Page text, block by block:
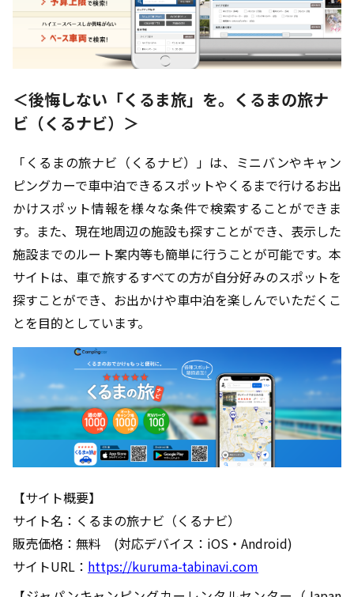
＜後悔しない「くるま旅」を。くるまの旅ナ
ビ（くるナビ）＞
「くるまの旅ナビ（くるナビ）」は、ミニバンやキャン
ピングカーで車中泊できるスポットやくるまで行けるお出
かけスポット情報を様々な条件で検索することができま
す。また、現在地周辺の施設も探すことができ、表示した
施設までのルート案内等も簡単に行うことが可能です。本
サイトは、車で旅するすべての方が自分好みのスポットを
探すことができ、お出かけや車中泊を楽しんでいただくこ
とを目的としています。
【サイト概要】
サイト名：くるまの旅ナビ（くるナビ）
販売価格：無料 (対応デバイス：iOS・Android)
サイトURL： https://kuruma-tabinavi.com